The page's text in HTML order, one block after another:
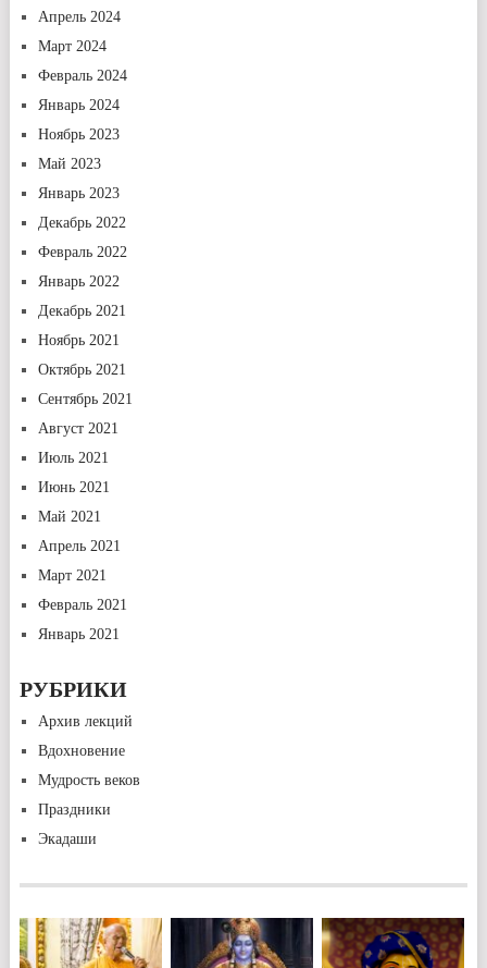
Апрель 2024
Март 2024
Февраль 2024
Январь 2024
Ноябрь 2023
Май 2023
Январь 2023
Декабрь 2022
Февраль 2022
Январь 2022
Декабрь 2021
Ноябрь 2021
Октябрь 2021
Сентябрь 2021
Август 2021
Июль 2021
Июнь 2021
Май 2021
Апрель 2021
Март 2021
Февраль 2021
Январь 2021
РУБРИКИ
Архив лекций
Вдохновение
Мудрость веков
Праздники
Экадаши